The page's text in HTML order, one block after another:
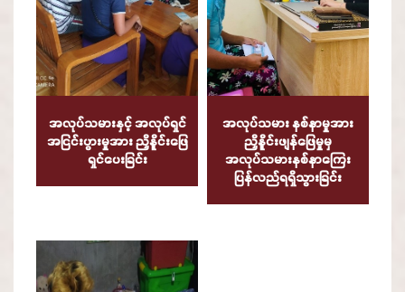
အလုပ်သမားနှင့် အလုပ်ရှင်
အငြင်းပွားမှုအား ညှိနိူင်းဖြေ
ရှင်ပေးခြင်း
အလုပ်သမား နစ်နာမှုအား
ညှိနိူင်းဖျန်ဖြေမှုမှ
အလုပ်သမားနစ်နာကြေး
ပြန်လည်ရရှိသွားခြင်း